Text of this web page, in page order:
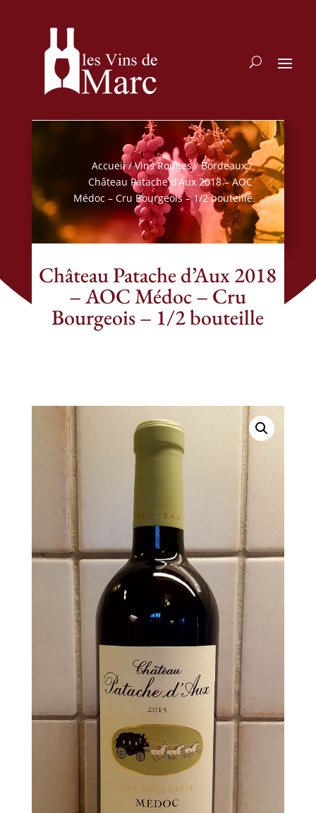
Accueil/Vins Rouges/Bordeaux/
Château Patache d’Aux 2018 – AOC
Médoc – Cru Bourgeois – 1/2 bouteille
Château Patache d’Aux 2018
– AOC Médoc – Cru
Bourgeois – 1/2 bouteille